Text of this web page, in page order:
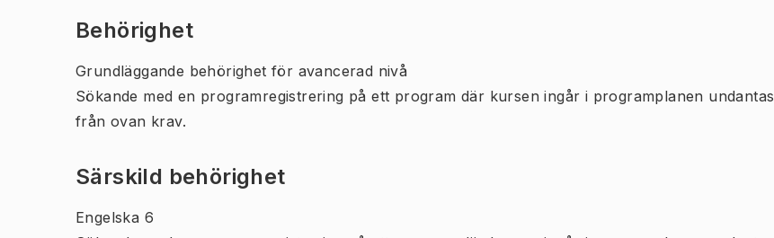
Behörighet
Grundläggande behörighet för avancerad nivå
Sökande med en programregistrering på ett program där kursen ingår i programplanen undantas
från ovan krav.
Särskild behörighet
Engelska 6